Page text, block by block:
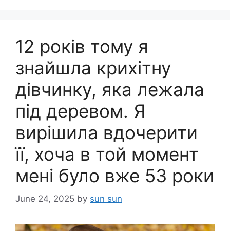
12 років тому я
знайшла крихітну
дівчинку, яка лежала
під деревом. Я
вирішила вдочерити
її, хоча в той момент
мені було вже 53 роки
June 24, 2025 by sun sun